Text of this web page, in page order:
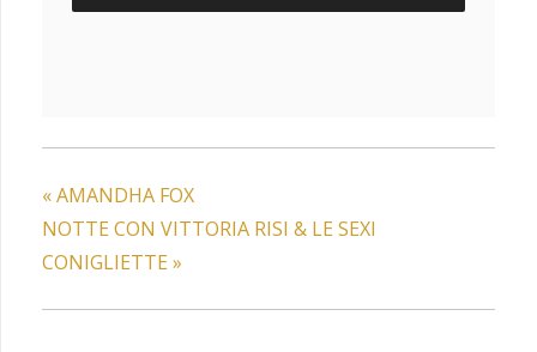
«AMANDHA FOX
NOTTE CON VITTORIA RISI & LE SEXI
CONIGLIETTE »